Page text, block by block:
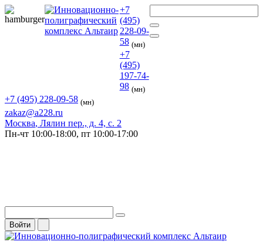
+7
(495)
228-09-
58 (мн)
+7
(495)
197-74-
98 (мн)
+7 (495) 228-09-58 (мн)
zakaz@a228.ru
Москва, Лялин пер., д. 4, с. 2
Пн-чт 10:00-18:00, пт 10:00-17:00
Войти